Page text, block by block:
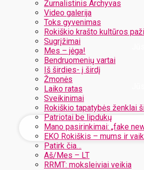
Žurnalistinis Archyvas
Video galerija
Toks gyvenimas
Rokiškio krašto kultūros
Sugrįžimai
Mes – jėga!
Bendruomenių vartai
Iš širdies- į širdį
Žmonės
Laiko ratas
Sveikinimai
Rokiškio tapatybės ženklai
Patriotai be lipdukų
Mano pasirinkimai: „fake
EKO Rokiškis – mums ir
Patirk čia…
Aš/Mes – LT
RRMT: moksleiviai veikia